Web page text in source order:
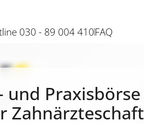
030 - 89 004 410FAQ
und
Zahnärzteschaft